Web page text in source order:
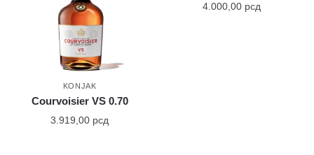
KONJAK
Courvoisier VS 0.70
3.919,00 рсд
4.000,00 рсд